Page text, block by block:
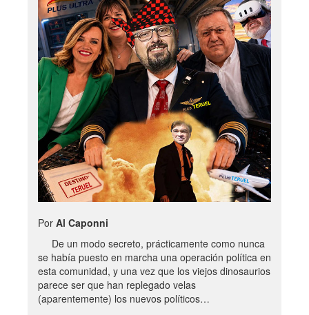
Por Al Caponni
De un modo secreto, prácticamente como nunca
se había puesto en marcha una operación política en
esta comunidad, y una vez que los viejos dinosaurios
parece ser que han replegado velas
(aparentemente) los nuevos políticos…